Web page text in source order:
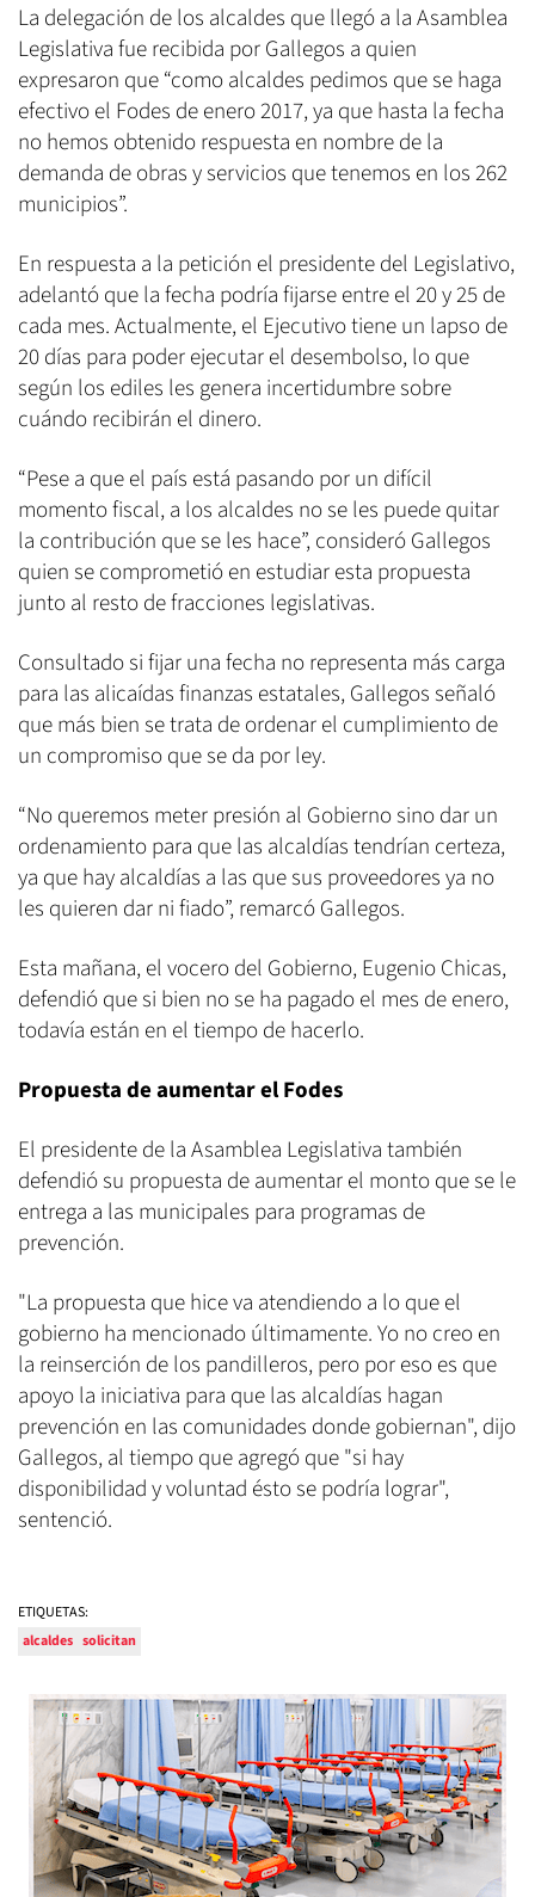
La delegación de los alcaldes que llegó a la Asamblea
Legislativa fue recibida por Gallegos a quien
expresaron que “como alcaldes pedimos que se haga
efectivo el Fodes de enero 2017, ya que hasta la fecha
no hemos obtenido respuesta en nombre de la
demanda de obras y servicios que tenemos en los 262
municipios”.
En respuesta a la petición el presidente del Legislativo,
adelantó que la fecha podría fijarse entre el 20 y 25 de
cada mes. Actualmente, el Ejecutivo tiene un lapso de
20 días para poder ejecutar el desembolso, lo que
según los ediles les genera incertidumbre sobre
cuándo recibirán el dinero.
“Pese a que el país está pasando por un difícil
momento fiscal, a los alcaldes no se les puede quitar
la contribución que se les hace”, consideró Gallegos
quien se comprometió en estudiar esta propuesta
junto al resto de fracciones legislativas.
Consultado si fijar una fecha no representa más carga
para las alicaídas finanzas estatales, Gallegos señaló
que más bien se trata de ordenar el cumplimiento de
un compromiso que se da por ley.
“No queremos meter presión al Gobierno sino dar un
ordenamiento para que las alcaldías tendrían certeza,
ya que hay alcaldías a las que sus proveedores ya no
les quieren dar ni fiado”, remarcó Gallegos.
Esta mañana, el vocero del Gobierno, Eugenio Chicas,
defendió que si bien no se ha pagado el mes de enero,
todavía están en el tiempo de hacerlo.
Propuesta de aumentar el Fodes
El presidente de la Asamblea Legislativa también
defendió su propuesta de aumentar el monto que se le
entrega a las municipales para programas de
prevención.
"La propuesta que hice va atendiendo a lo que el
gobierno ha mencionado últimamente. Yo no creo en
la reinserción de los pandilleros, pero por eso es que
apoyo la iniciativa para que las alcaldías hagan
prevención en las comunidades donde gobiernan", dijo
Gallegos, al tiempo que agregó que "si hay
disponibilidad y voluntad ésto se podría lograr",
sentenció.
ETIQUETAS:
alcaldes solicitan